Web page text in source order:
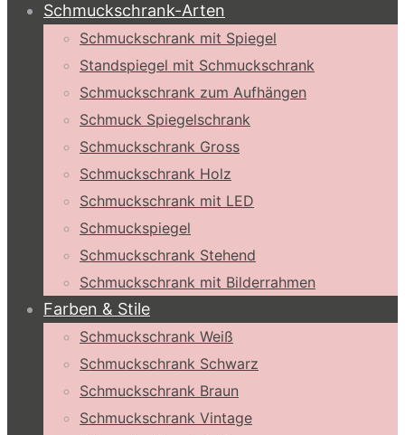
Schmuckschrank-Arten
Schmuckschrank mit Spiegel
Standspiegel mit Schmuckschrank
Schmuckschrank zum Aufhängen
Schmuck Spiegelschrank
Schmuckschrank Gross
Schmuckschrank Holz
Schmuckschrank mit LED
Schmuckspiegel
Schmuckschrank Stehend
Schmuckschrank mit Bilderrahmen
Farben & Stile
Schmuckschrank Weiß
Schmuckschrank Schwarz
Schmuckschrank Braun
Schmuckschrank Vintage